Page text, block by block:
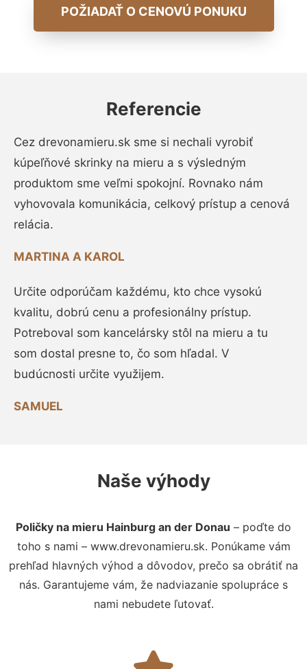
POŽIADAŤ O CENOVÚ PONUKU
Referencie
Cez drevonamieru.sk sme si nechali vyrobiť
kúpeľňové skrinky na mieru a s výsledným
produktom sme veľmi spokojní. Rovnako nám
vyhovovala komunikácia, celkový prístup a cenová
relácia.
MARTINA A KAROL
Určite odporúčam každému, kto chce vysokú
kvalitu, dobrú cenu a profesionálny prístup.
Potreboval som kancelársky stôl na mieru a tu
som dostal presne to, čo som hľadal. V
budúcnosti určite využijem.
SAMUEL
Naše výhody
Poličky na mieru Hainburg an der Donau – poďte do
toho s nami – www.drevonamieru.sk. Ponúkame vám
prehľad hlavných výhod a dôvodov, prečo sa obrátiť na
nás. Garantujeme vám, že nadviazanie spolupráce s
nami nebudete ľutovať.